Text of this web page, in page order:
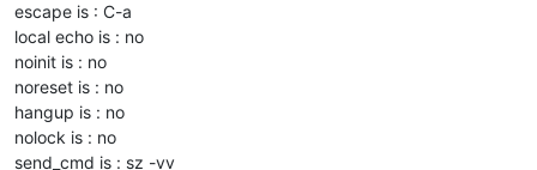
escape is : C-a
local echo is : no
noinit is : no
noreset is : no
hangup is : no
nolock is : no
send_cmd is : sz -vv